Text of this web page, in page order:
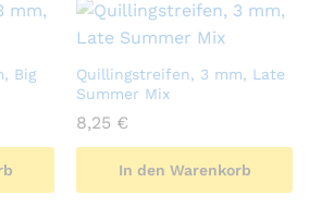
Big
Quillingstreifen, 3 mm, Late
Summer Mix
8,25 €
In den Warenkorb